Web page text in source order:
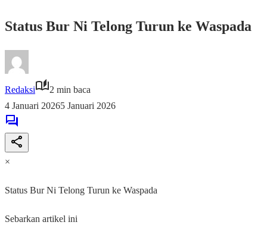
Status Bur Ni Telong Turun ke Waspada
Redaksi
2 min baca
4 Januari 20265 Januari 2026
×
Status Bur Ni Telong Turun ke Waspada
Sebarkan artikel ini